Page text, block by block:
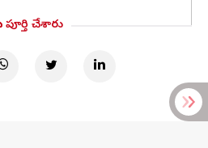
పూర్తి చేశారు